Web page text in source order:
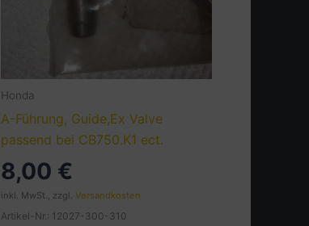
Honda
A-Führung, Guide,Ex Valve
passend bei CB750.K1 ect.
8,00 €
inkl. MwSt., zzgl. Versandkosten
Artikel-Nr.: 12027-300-310